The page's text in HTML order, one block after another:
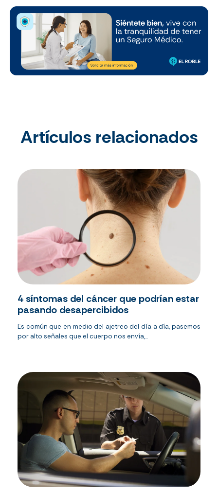
Artículos relacionados
4 síntomas del cáncer que podrían estar
pasando desapercibidos
Es común que en medio del ajetreo del día a día, pasemos
por alto señales que el cuerpo nos envía,...